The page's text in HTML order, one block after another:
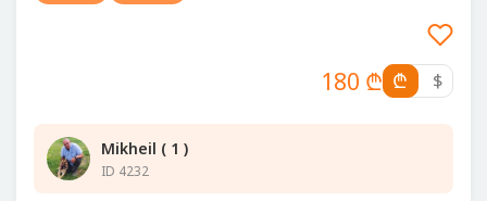
180 ₾ ₾ $
Mikheil ( 1 )
ID 4232